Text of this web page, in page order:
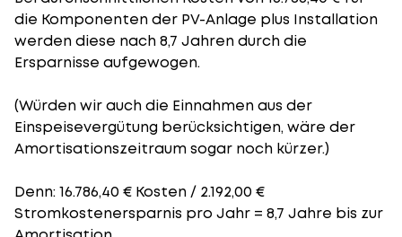
die Komponenten der PV-Anlage plus Installation
werden diese nach 8,7 Jahren durch die
Ersparnisse aufgewogen.
(Würden wir auch die Einnahmen aus der
Einspeisevergütung berücksichtigen, wäre der
Amortisationszeitraumsogar noch kürzer.)
Denn: 16.786,40 € Kosten / 2.192,00 €
Stromkostenersparnis pro Jahr = 8,7 Jahre bis zur